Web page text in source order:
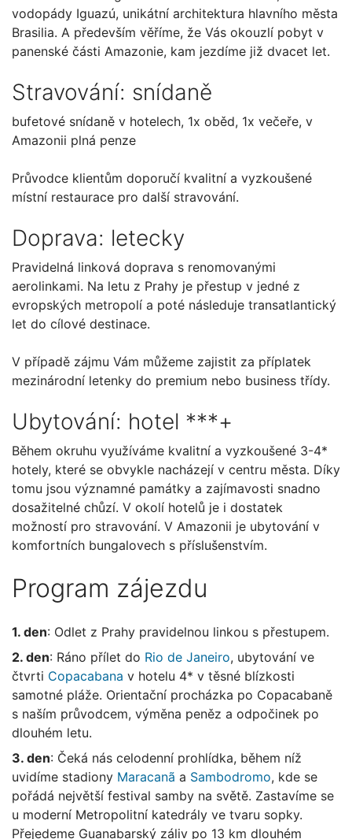
vodopády Iguazú, unikátní architektura hlavního města
Brasilia. A především věříme, že Vás okouzlí pobyt v
panenské části Amazonie, kam jezdíme již dvacet let.
Stravování: snídaně
bufetové snídaně v hotelech, 1x oběd, 1x večeře, v
Amazonii plná penze
Průvodce klientům doporučí kvalitní a vyzkoušené
místní restaurace pro další stravování.
Doprava: letecky
Pravidelná linková doprava s renomovanými
aerolinkami. Na letu z Prahy je přestup v jedné z
evropských metropolí a poté následuje transatlantický
let do cílové destinace.
V případě zájmu Vám můžeme zajistit za příplatek
mezinárodní letenky do premium nebo business třídy.
Ubytování: hotel ***+
Během okruhu využíváme kvalitní a vyzkoušené 3-4*
hotely, které se obvykle nacházejí v centru města. Díky
tomu jsou významné památky a zajímavosti snadno
dosažitelné chůzí. V okolí hotelů je i dostatek
možností pro stravování. V Amazonii je ubytování v
komfortních bungalovech s příslušenstvím.
Program zájezdu
1. den: Odlet z Prahy pravidelnou linkou s přestupem.
2. den: Ráno přílet do Rio de Janeiro, ubytování ve
čtvrti Copacabana v hotelu 4* v těsné blízkosti
samotné pláže. Orientační procházka po Copacabaně
s naším průvodcem, výměna peněz a odpočinek po
dlouhém letu.
3. den: Čeká nás celodenní prohlídka, během níž
uvidíme stadiony Maracanã a Sambodromo, kde se
pořádá největší festival samby na světě. Zastavíme se
u moderní Metropolitní katedrály ve tvaru sopky.
Přejedeme Guanabarský záliv po 13 km dlouhém